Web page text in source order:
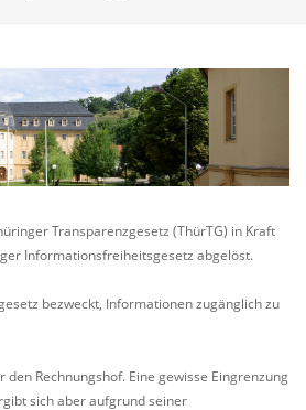
Transparenzgesetz (ThürTG) in Kraft
Informationsfreiheitsgesetz abgelöst.
bezweckt, Informationen zugänglich zu
den Rechnungshof. Eine gewisse Eingrenzung
sich aber aufgrund seiner